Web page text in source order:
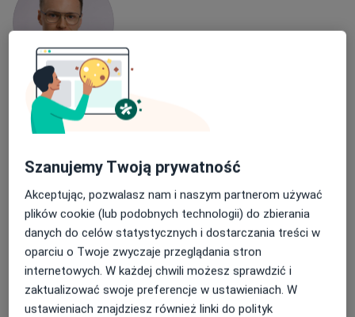
lek. Jakub Janeczko
Ginekolog·Więcej
Adres Online
ul. Zagnańska 94 lok. 13, Kielce•Mapa
Przychodnia Lifemed
Konsultacja ginekologiczna
Szanujemy Twoją prywatność
Akceptując, pozwalasz nam i naszym partnerom używać
plików cookie (lub podobnych technologii) do zbierania
danych do celów statystycznych i dostarczania treści w
oparciu o Twoje zwyczaje przeglądania stron
internetowych. W każdej chwili możesz sprawdzić i
zaktualizować swoje preferencje w ustawieniach. W
ustawieniach znajdziesz również linki do polityk